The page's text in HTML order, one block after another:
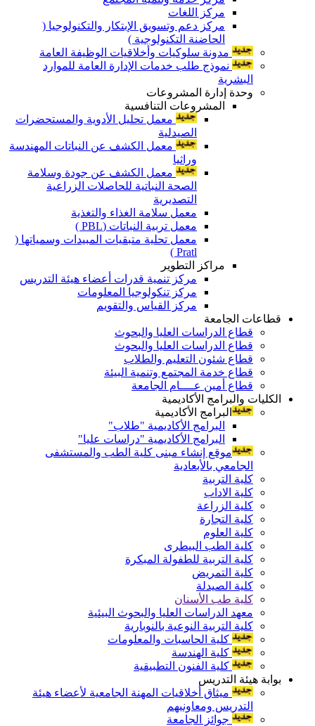
مركز اللغات
مركز دعم وتسويق الإبتكار والتكنولوجيا (
الحاضنة التكنولوجية )
مدونة سلوكيات وأخلاقيات الوظيفة العامة
نموذج طلب خدمات الإدارة العامة للموارد
البشرية
وحدة إدارة المشروعات
المشروعات التنافسية
معمل تحليل الأدوية والمستحضرات
الصيدلية
معمل الكشف عن النباتات المهندسة
وراثيا
معمل الكشف عن جودة وسلامة
الصحة النباتية للحاصلات الزراعية
التصديرية
معمل سلامة الغذاء والتغذية
معمل تربية النباتات (PBL )
معمل تحلية متبقيات المبيدات وسمياتها (
Pratl )
مراكز التطوير
مركز تنمية قدرات أعضاء هيئة التدريس
مركز تنكولوجيا المعلومات
مركز القياس والتقويم
قطاعات الجامعة
قطاع الدراسات العليا والبحوث
قطاع الدراسات العليا والبحوث
قطاع شئون التعليم والطلاب
قطاع خدمة المجتمع وتنمية البيئة
قطاع أمين عــــام الجامعة
الكليات والبرامج الأكاديمية
البرامج الأكاديمية
البرامج الأكاديمية "طلاب"
البرامج الأكاديمية "دراسات عليا"
موقع إنشاء مبنى كلية الطب والمستشفى
الجامعي بالأبعادية
كلية التربية
كلية الاداب
كلية الزراعة
كلية التجارة
كلية العلوم
كلية الطب البيطرى
كلية التربية للطفولة المبكرة
كلية التمريض
كلية الصيدلة
كلية طب الأسنان
معهد الدراسات العليا والبحوث البيئية
كلية التربية النوعية بالنوبارية
كلية الحاسبات والمعلومات
كلية الهندسة
كلية الفنون التطبيقية
بوابة هيئة التدريس
ميثاق أخلاقيات المهنة الجامعية لأعضاء هيئة
التدريس ومعاونيهم
جوائز الجامعة